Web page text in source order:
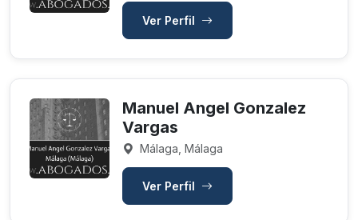
Ver Perfil
Manuel Angel Gonzalez
Vargas
Málaga, Málaga
Ver Perfil